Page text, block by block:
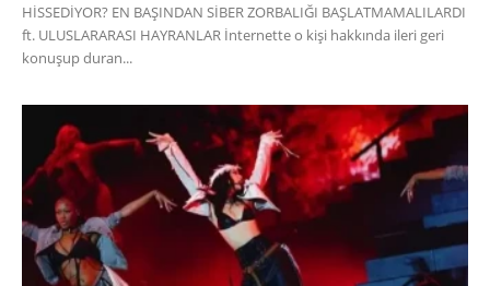
HİSSEDİYOR? EN BAŞINDAN SİBER ZORBALIĞI BAŞLATMAMALILARDI
ft. ULUSLARARASI HAYRANLAR İnternette o kişi hakkında ileri geri
konuşup duran...